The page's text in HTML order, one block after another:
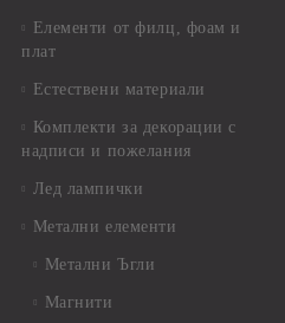
Елементи от филц, фоам и
плат
Естествени материали
Комплекти за декорации с
надписи и пожелания
Лед лампички
Метални елементи
Метални Ъгли
Магнити